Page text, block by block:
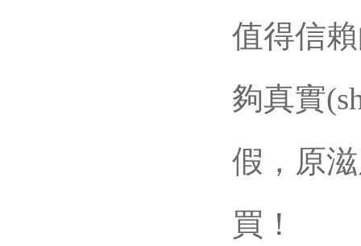
值得信賴
夠真實
假，原
買！